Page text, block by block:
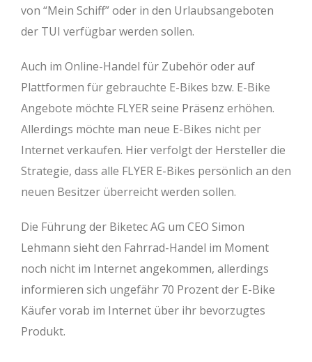
von “Mein Schiff” oder in den Urlaubsangeboten
der TUI verfügbar werden sollen.
Auch im Online-Handel für Zubehör oder auf
Plattformen für gebrauchte E-Bikes bzw. E-Bike
Angebote möchte FLYER seine Präsenz erhöhen.
Allerdings möchte man neue E-Bikes nicht per
Internet verkaufen. Hier verfolgt der Hersteller die
Strategie, dass alle FLYER E-Bikes persönlich an den
neuen Besitzer überreicht werden sollen.
Die Führung der Biketec AG um CEO Simon
Lehmann sieht den Fahrrad-Handel im Moment
noch nicht im Internet angekommen, allerdings
informieren sich ungefähr 70 Prozent der E-Bike
Käufer vorab im Internet über ihr bevorzugtes
Produkt.